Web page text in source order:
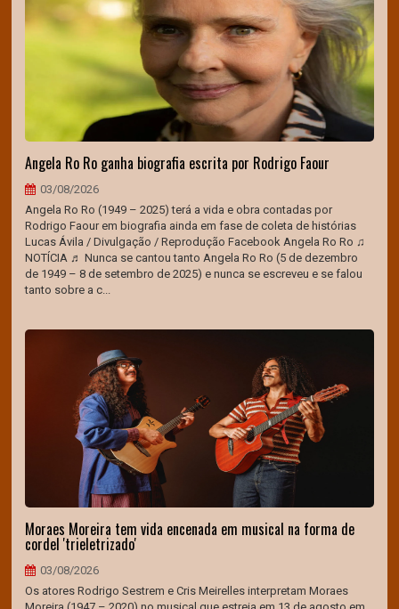
Angela Ro Ro ganha biografia escrita por Rodrigo Faour
03/08/2026
Angela Ro Ro (1949 – 2025) terá a vida e obra contadas por
Rodrigo Faour em biografia ainda em fase de coleta de histórias
Lucas Ávila / Divulgação / Reprodução Facebook Angela Ro Ro ♫
NOTÍCIA ♬ Nunca se cantou tanto Angela Ro Ro (5 de dezembro
de 1949 – 8 de setembro de 2025) e nunca se escreveu e se falou
tanto sobre a c...
Moraes Moreira tem vida encenada em musical na forma de
cordel 'trieletrizado'
03/08/2026
Os atores Rodrigo Sestrem e Cris Meirelles interpretam Moraes